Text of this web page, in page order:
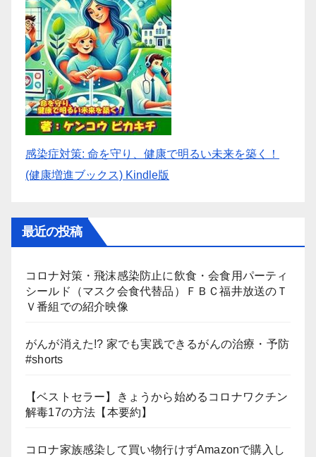
感染症対策: 命を守り、健康で明るい未来を築く！
(健康増進ブックス) Kindle版
最近の投稿
コロナ対策・飛沫感染防止に飲食・会食用パーティ
シールド（マスク会食代替品）ＦＢＣ福井放送のＴ
Ｖ番組での紹介映像
がんが消えた!? 家でも実践できるがんの治療・予防
#shorts
【ベストセラー】きょうから始めるコロナワクチン
解毒17の方法【本要約】
コロナ家族感染して買い物行けずAmazonで購入し